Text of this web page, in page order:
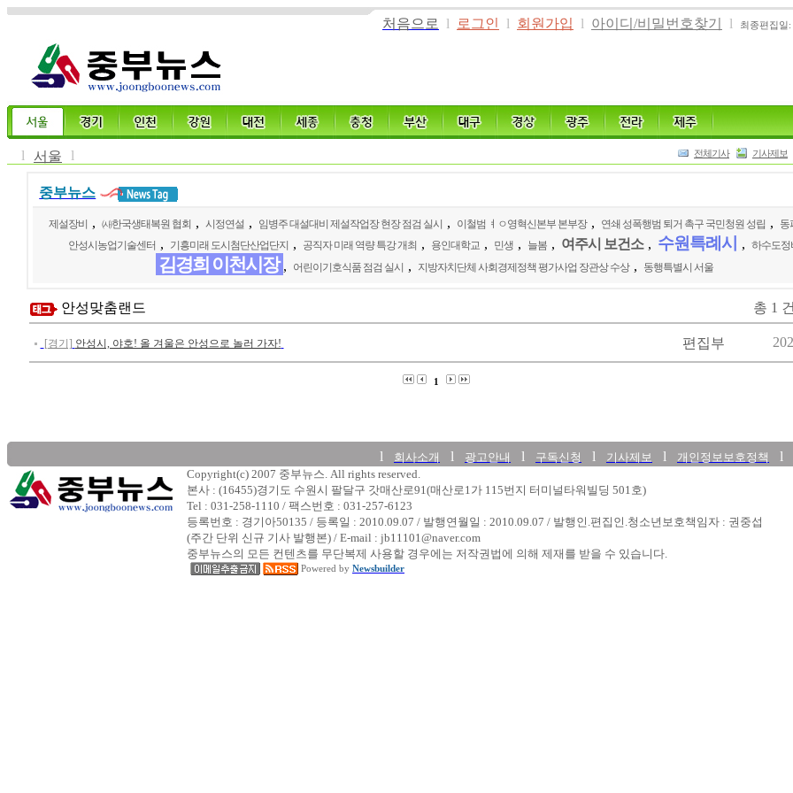
처음으로 l 로그인 l 회원가입 l 아이디/비밀번호찾기 l 최종편집일
l 서울 l 전체기사 기사제보
중부뉴스
제설장비 , ㈔한국생태복원 협회 , 시정연설 , 임병주 대설대비 제설작업장 현장 점검 실시 , 이철범 ㅕㅇ영혁신본부 본부장 , 연쇄 성폭행범 퇴거 촉구 국민청원 성립 , 동
안성시농업기술센터 , 기흥미래 도시첨단산업단지 , 공직자 미래 역량 특강 개최 , 용인대학교 , 민생 , 늘봄 , 여주시 보건소 , 수원특례시 , 하수도정
김경희 이천시장 , 어린이기호식품 점검 실시 , 지방자치단체 사회경제정책 평가사업 장관상 수상 , 동행특별시 서울
안성맞춤랜드 총 1
[경기] 안성시, 야호! 올 겨울은 안성으로 놀러 가자! 편집부
1
l 회사소개 l 광고안내 l 구독신청 l 기사제보 l 개인정보보호정책 l
Copyright(c) 2007 중부뉴스. All rights reserved.
본사 : (16455)경기도 수원시 팔달구 갓매산로91(매산로1가 115번지 터미널타워빌딩 501호)
Tel : 031-258-1110 / 팩스번호 : 031-257-6123
등록번호 : 경기아50135 / 등록일 : 2010.09.07 / 발행연월일 : 2010.09.07 / 발행인.편집인.청소년보호책임자 : 권중섭
(주간 단위 신규 기사 발행본) / E-mail : jb11101@naver.com
중부뉴스의 모든 컨텐츠를 무단복제 사용할 경우에는 저작권법에 의해 제재를 받을 수 있습니다.
Powered by Newsbuilder